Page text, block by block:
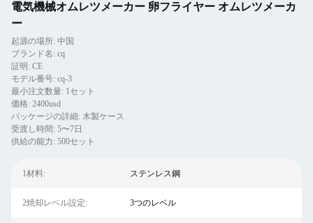
電気機械オムレツメーカー 卵フライヤー オムレツメーカ
ー
起源の場所: 中国
ブランド名: cq
証明: CE
モデル番号: cq-3
最小注文数量: 1セット
価格: 2400usd
パッケージの詳細: 木製ケース
受渡し時間: 5〜7日
供給の能力: 500セット
1材料: ステンレス鋼
2焼却レベル設定: 3つのレベル